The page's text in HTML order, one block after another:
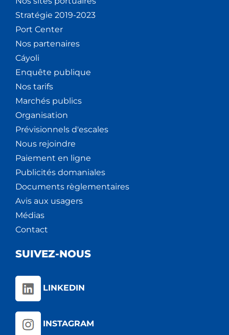
Stratégie 2019-2023
Port Center
Nos partenaires
Cáyoli
Enquête publique
Nos tarifs
Marchés publics
Organisation
Prévisionnels d'escales
Nous rejoindre
Paiement en ligne
Publicités domaniales
Documents règlementaires
Avis aux usagers
Médias
Contact
SUIVEZ-NOUS
LINKEDIN
INSTAGRAM